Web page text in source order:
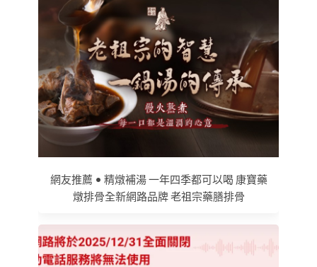
網友推薦 • 精燉補湯 一年四季都可以喝 康寶藥
燉排骨全新網路品牌 老祖宗藥膳排骨